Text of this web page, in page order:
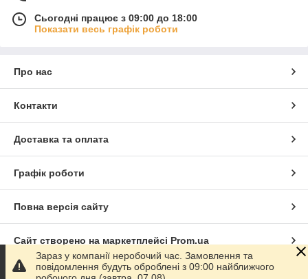
Сьогодні працює з 09:00 до 18:00
Показати весь графік роботи
Про нас
Контакти
Доставка та оплата
Графік роботи
Повна версія сайту
Сайт створено на маркетплейсі Prom.ua
Політика конфіденційності
Зараз у компанії неробочий час. Замовлення та
повідомлення будуть оброблені з 09:00 найближчого